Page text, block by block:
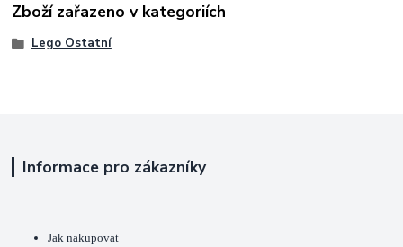
Zboží zařazeno v kategoriích
Lego Ostatní
Informace pro zákazníky
Jak nakupovat